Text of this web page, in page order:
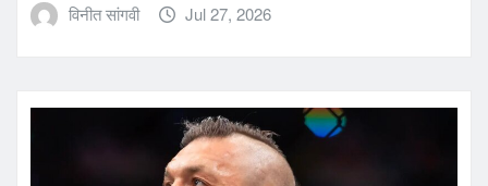
विनीत सांगवी Jul 27, 2026